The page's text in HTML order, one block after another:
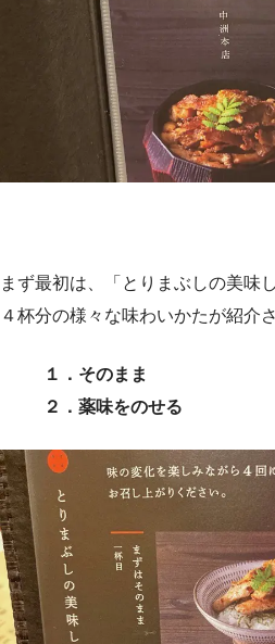
まず最初は、「とりまぶしの美味
４杯分の様々な味わいかたが紹介
１．そのまま
２．薬味をのせる